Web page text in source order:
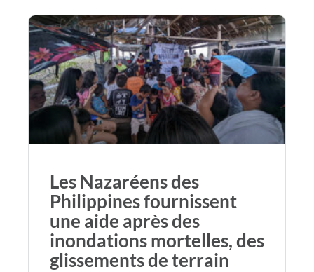
Les Nazaréens des
Philippines fournissent
une aide après des
inondations mortelles, des
glissements de terrain